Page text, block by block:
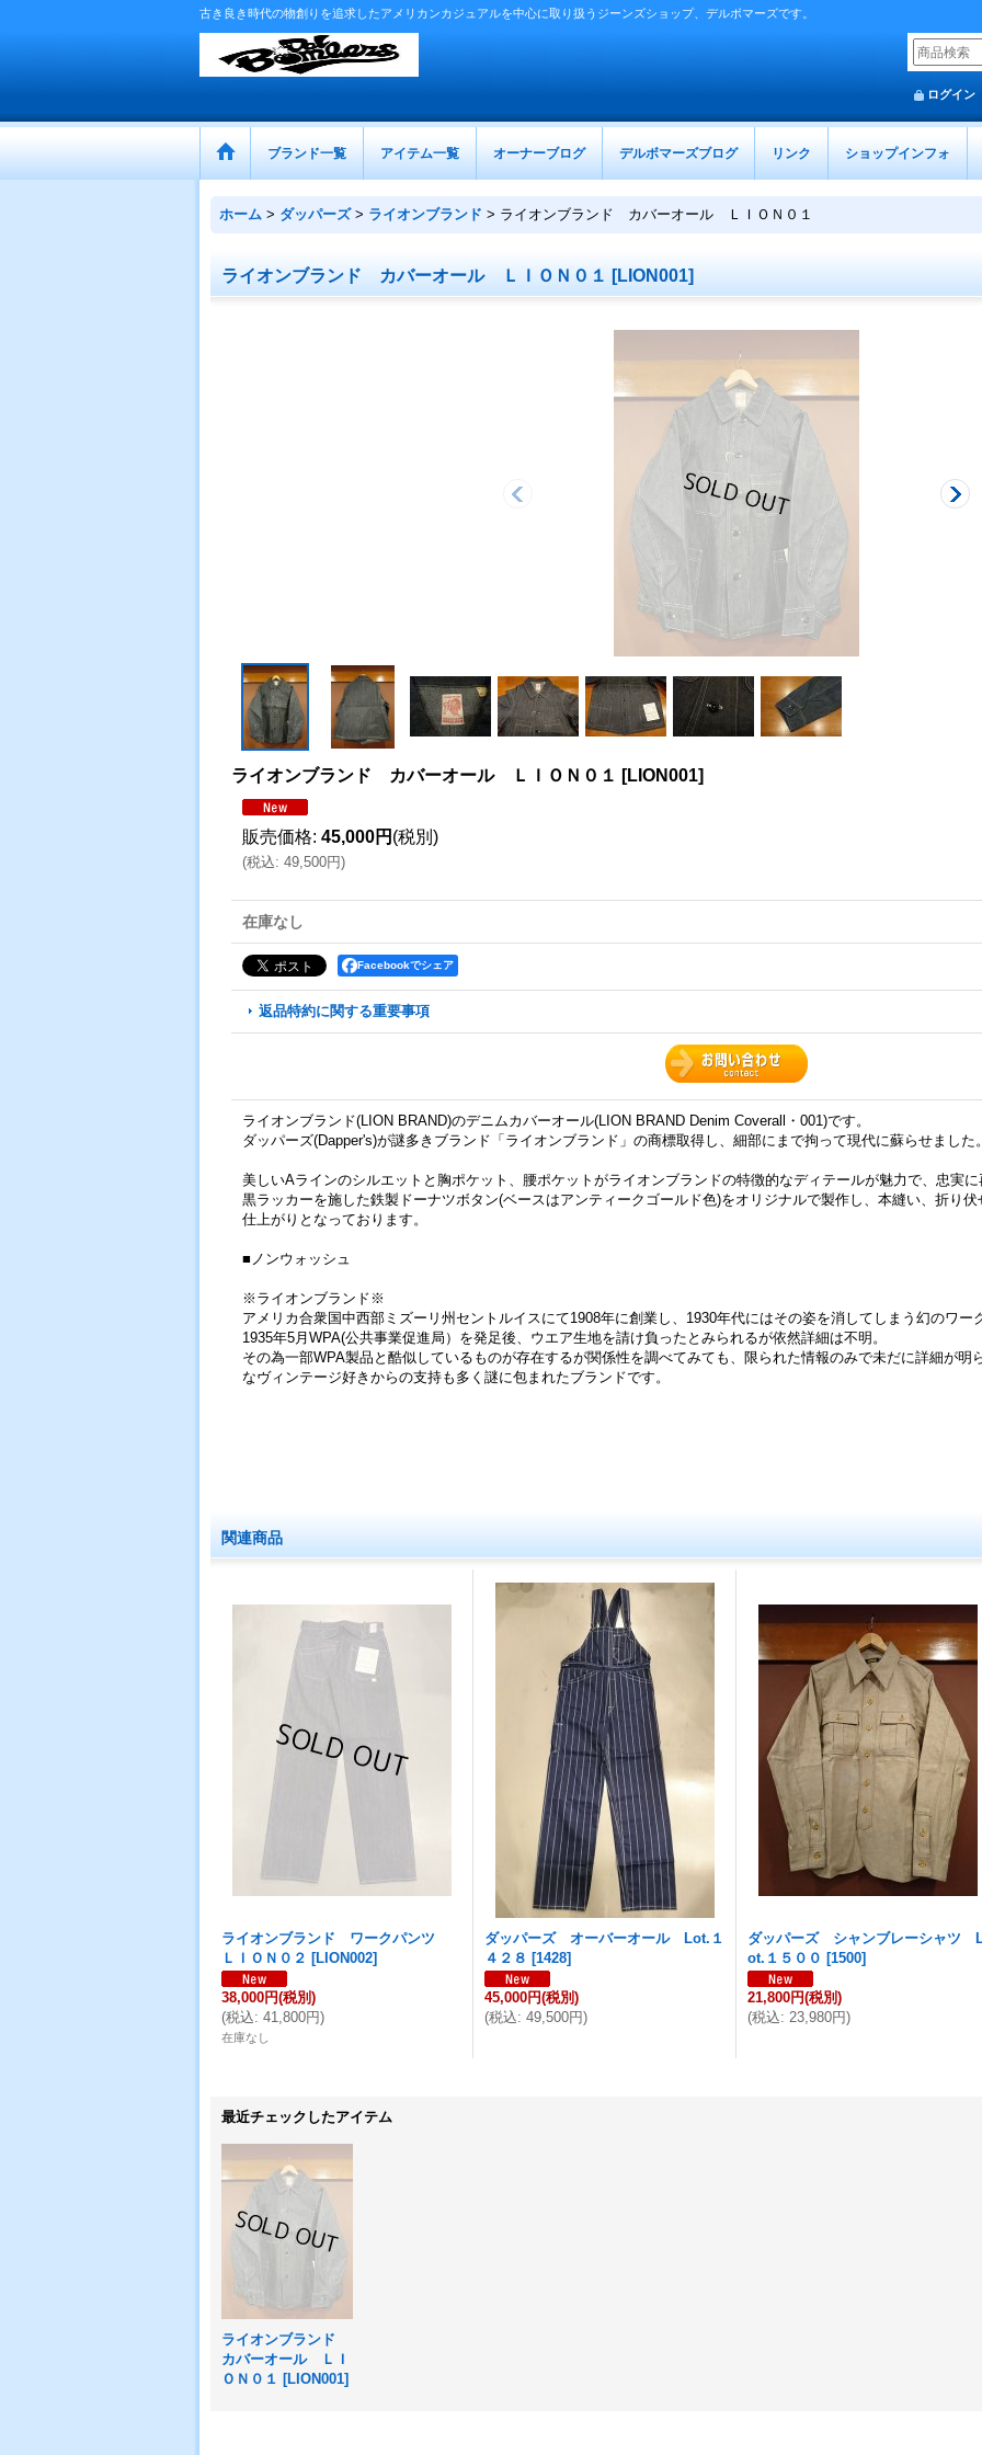
古き良き時代の物創りを追求したアメリカンカジュアルを中心に取り扱うジーンズショップ、デルボマーズです。
ログイン
ブランド一覧 アイテム一覧 オーナーブログ デルボマーズブログ リンク ショップインフォ
ホーム > ダッパーズ > ライオンブランド > ライオンブランド カバーオール ＬＩＯＮ０１
ライオンブランド カバーオール ＬＩＯＮ０１ [LION001]
ライオンブランド カバーオール ＬＩＯＮ０１ [LION001]
販売価格: 45,000円 (税別)
(税込: 49,500円)
在庫なし
Facebookでシェア
返品特約に関する重要事項
ライオンブランド(LION BRAND)のデニムカバーオール(LION BRAND Denim Coverall・001)です。
ダッパーズ(Dapper's)が謎多きブランド「ライオンブランド」の商標取得し、細部にまで拘って現代に蘇らせました
美しいAラインのシルエットと胸ポケット、腰ポケットがライオンブランドの特徴的なディテールが魅力で、忠実
黒ラッカーを施した鉄製ドーナツボタン(ベースはアンティークゴールド色)をオリジナルで製作し、本縫い、折り
仕上がりとなっております。
■ノンウォッシュ
※ライオンブランド※
アメリカ合衆国中西部ミズーリ州セントルイスにて1908年に創業し、1930年代にはその姿を消してしまう幻のワー
1935年5月WPA(公共事業促進局）を発足後、ウエア生地を請け負ったとみられるが依然詳細は不明。
その為一部WPA製品と酷似しているものが存在するが関係性を調べてみても、限られた情報のみで未だに詳細が明
なヴィンテージ好きからの支持も多く謎に包まれたブランドです。
関連商品
ライオンブランド ワークパンツ
ＬＩＯＮ０２ [LION002]
38,000円(税別)
(税込: 41,800円)
在庫なし
ダッパーズ オーバーオール Lot.１
４２８ [1428]
45,000円(税別)
(税込: 49,500円)
ダッパーズ シャンブレーシャツ
ot.１５００ [1500]
21,800円(税別)
(税込: 23,980円)
最近チェックしたアイテム
ライオンブランド
カバーオール ＬＩ
ＯＮ０１ [LION001]